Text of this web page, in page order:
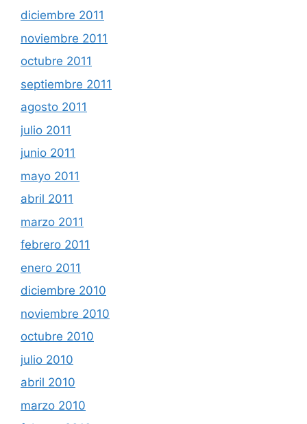
diciembre 2011
noviembre 2011
octubre 2011
septiembre 2011
agosto 2011
julio 2011
junio 2011
mayo 2011
abril 2011
marzo 2011
febrero 2011
enero 2011
diciembre 2010
noviembre 2010
octubre 2010
julio 2010
abril 2010
marzo 2010